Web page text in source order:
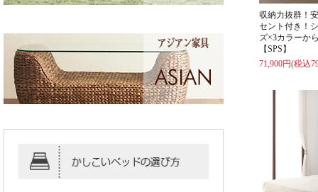
収納力抜群！
セント付き！
ズ×3カラーか
【SPS】
71,900円(税込